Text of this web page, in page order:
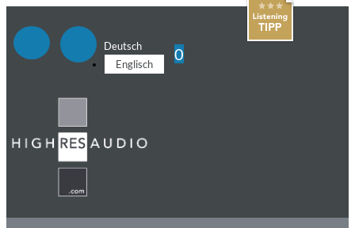
Deutsch
Englisch
0